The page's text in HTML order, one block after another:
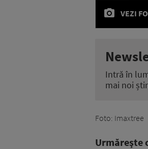
VEZI
Intră în
mai noi
Foto: Imaxtree
Urmăreşte